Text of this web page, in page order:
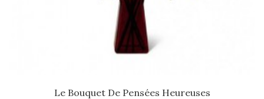
Le Bouquet De Pensées Heureuses